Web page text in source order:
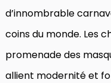
d’innombrable
coins du monde. Les
promenade des
allient modernité et